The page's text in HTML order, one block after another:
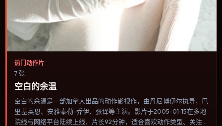
热门动作片
7 张
空白的余温
空白的余温是一部加拿大出品的动作影视作，由丹尼·博伊尔执导，巴
里·基奥恩、安雅·泰勒-乔伊、张译等主演。影片于2005-01-15在多地
院线与网络平台陆续上线，片长92分钟，适合喜欢动作类型、关注人